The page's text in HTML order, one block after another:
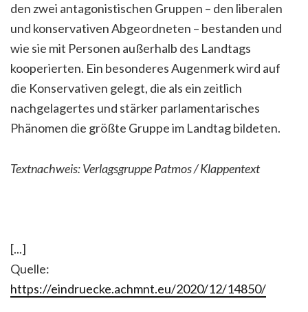
den zwei antagonistischen Gruppen – den liberalen
und konservativen Abgeordneten – bestanden und
wie sie mit Personen außerhalb des Landtags
kooperierten. Ein besonderes Augenmerk wird auf
die Konservativen gelegt, die als ein zeitlich
nachgelagertes und stärker parlamentarisches
Phänomen die größte Gruppe im Landtag bildeten.
Textnachweis: Verlagsgruppe Patmos / Klappentext
[...]
Quelle:
https://eindruecke.achmnt.eu/2020/12/14850/